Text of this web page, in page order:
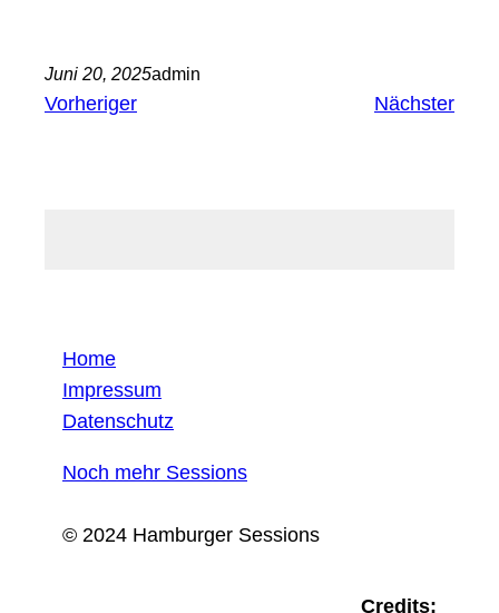
Juni 20, 2025admin
Vorheriger Nächster
Home
Impressum
Datenschutz
Noch mehr Sessions
© 2024 Hamburger Sessions
Credits: